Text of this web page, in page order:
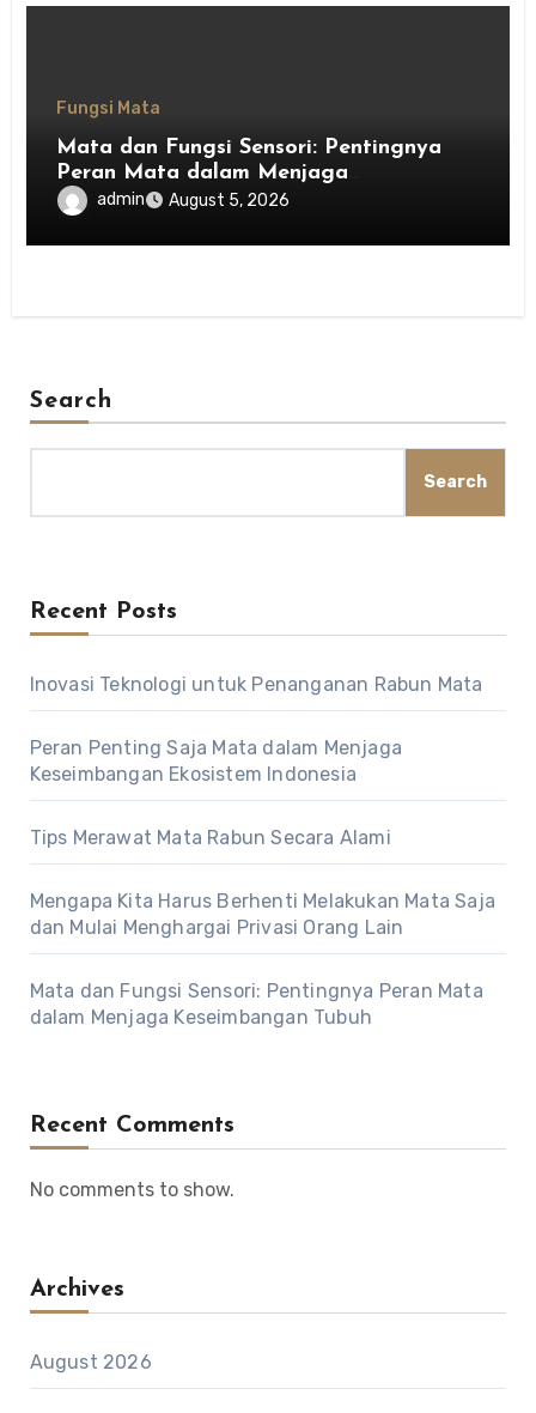
Fungsi Mata
Mata dan Fungsi Sensori: Pentingnya
Peran Mata dalam Menjaga
Keseimbangan Tubuh
admin August 5, 2026
Search
Search
Recent Posts
Inovasi Teknologi untuk Penanganan Rabun Mata
Peran Penting Saja Mata dalam Menjaga
Keseimbangan Ekosistem Indonesia
Tips Merawat Mata Rabun Secara Alami
Mengapa Kita Harus Berhenti Melakukan Mata Saja
dan Mulai Menghargai Privasi Orang Lain
Mata dan Fungsi Sensori: Pentingnya Peran Mata
dalam Menjaga Keseimbangan Tubuh
Recent Comments
No comments to show.
Archives
August 2026